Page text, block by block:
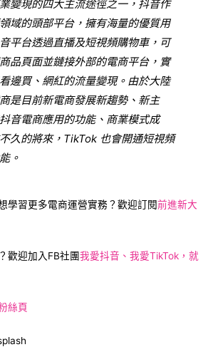
變現的四大主流途徑之一，抖音作
域的頭部平台，擁有海量的優質用
平台透過直播及短視頻購物車，可
品頁面並鏈接外部的電商平台，實
邊買、網紅的流量變現。由於大陸
是目前新電商發展新趨勢、新主
音電商應用的功能、商業模式成
久的將來，TikTok 也會開通短視頻
。
學習更多電商運營實務？歡迎訂閱前進新大
歡迎加入FB社團我愛抖音、我愛TikTok，就
絲頁